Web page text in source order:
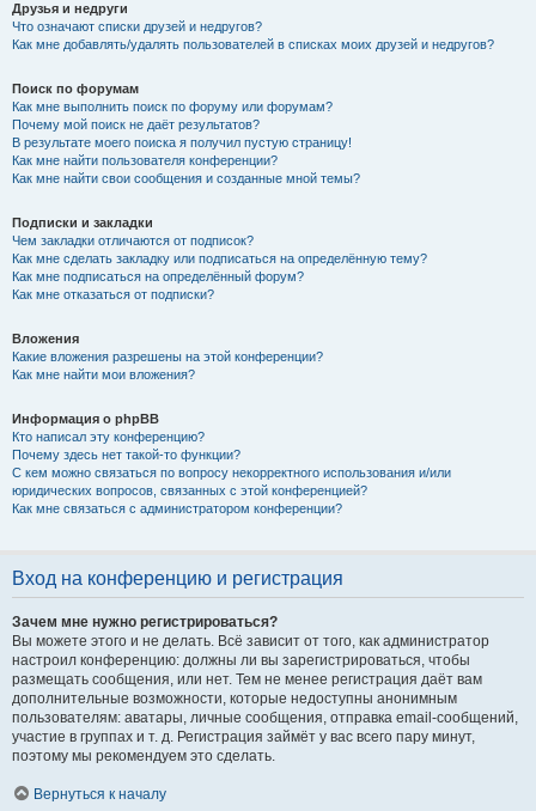
Друзья и недруги
Что означают списки друзей и недругов?
Как мне добавлять/удалять пользователей в списках моих друзей и недругов?
Поиск по форумам
Как мне выполнить поиск по форуму или форумам?
Почему мой поиск не даёт результатов?
В результате моего поиска я получил пустую страницу!
Как мне найти пользователя конференции?
Как мне найти свои сообщения и созданные мной темы?
Подписки и закладки
Чем закладки отличаются от подписок?
Как мне сделать закладку или подписаться на определённую тему?
Как мне подписаться на определённый форум?
Как мне отказаться от подписки?
Вложения
Какие вложения разрешены на этой конференции?
Как мне найти мои вложения?
Информация о phpBB
Кто написал эту конференцию?
Почему здесь нет такой-то функции?
С кем можно связаться по вопросу некорректного использования и/или
юридических вопросов, связанных с этой конференцией?
Как мне связаться с администратором конференции?
Вход на конференцию и регистрация
Зачем мне нужно регистрироваться?
Вы можете этого и не делать. Всё зависит от того, как администратор
настроил конференцию: должны ли вы зарегистрироваться, чтобы
размещать сообщения, или нет. Тем не менее регистрация даёт вам
дополнительные возможности, которые недоступны анонимным
пользователям: аватары, личные сообщения, отправка email-сообщений,
участие в группах и т. д. Регистрация займёт у вас всего пару минут,
поэтому мы рекомендуем это сделать.
Вернуться к началу